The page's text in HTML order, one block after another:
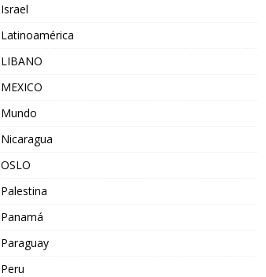
Israel
Latinoamérica
LIBANO
MEXICO
Mundo
Nicaragua
OSLO
Palestina
Panamá
Paraguay
Peru